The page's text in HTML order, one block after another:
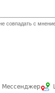
совпадать с
Мессенджер